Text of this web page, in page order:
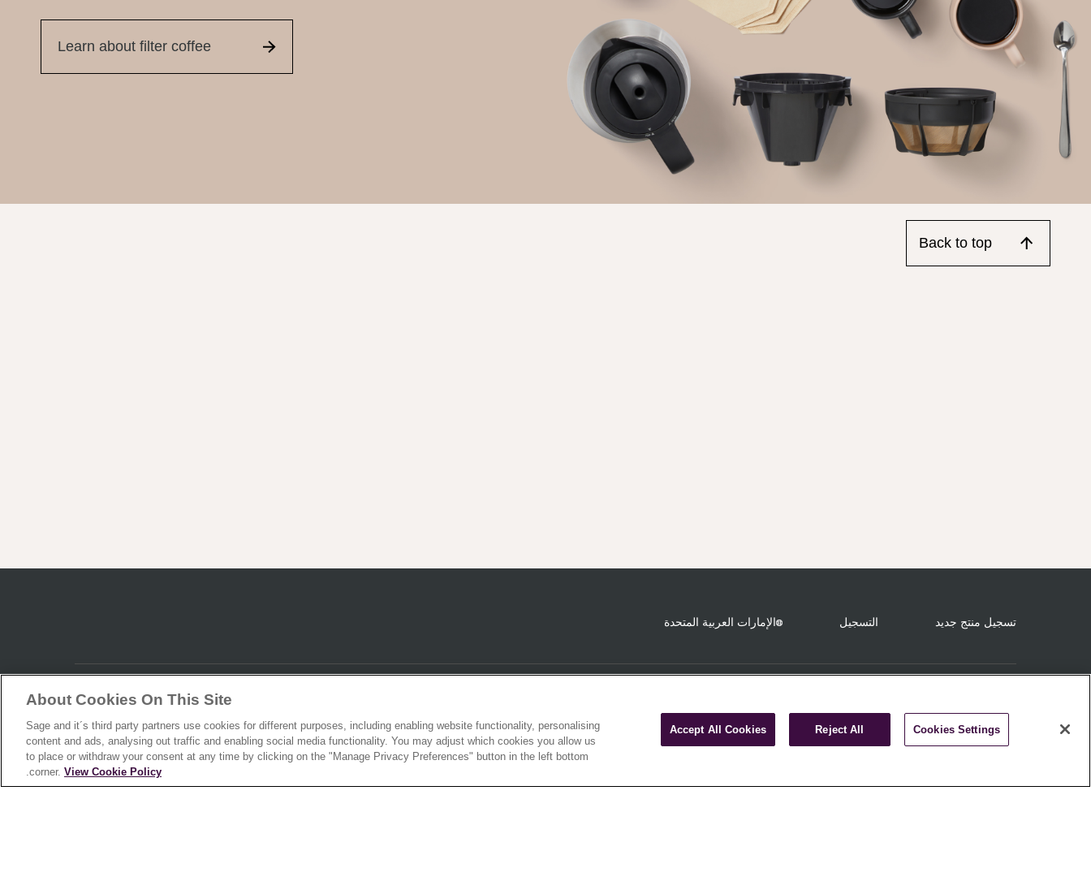
Learn about filter coffee
Back to top
تسجيل منتج جديد التسجيل الإمارات العربية المتحدة
منتجاتنا!
الضمان التجاري من Sage
الحق في الانسحاب من العقد مع Sage
نبذة عن Sage
نبذة عنا
شروط الاستخدام والبيع الخاصة بشركة Sage
About Cookies On This Site
Sage and it´s third party partners use cookies for different purposes, including enabling website functionality, personalising
content and ads, analysing out traffic and enabling social media functionality. You may adjust which cookies you allow us
to place or withdraw your consent at any time by clicking on the "Manage Privacy Preferences" button in the left bottom
corner. View Cookie Policy
.
Cookies Settings
Reject All
Accept All Cookies